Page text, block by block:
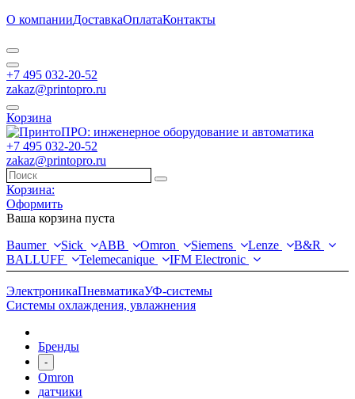
О компанииДоставкаОплатаКонтакты
+7 495 032-20-52
zakaz@printopro.ru
Корзина
+7 495 032-20-52
zakaz@printopro.ru
Корзина:
Оформить
Ваша корзина пуста
Baumer
Sick ABB Omron Siemens Lenze
B&R
BALLUFF
Telemecanique IFM Electronic
ЭлектроникаПневматикаУФ-системы
Системы охлаждения, увлажнения
Бренды
-
Omron
датчики